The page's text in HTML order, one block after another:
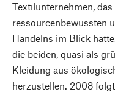
Textilunternehmen,
ressourcenbewussten
Handelns im Blick
die beiden, quasi als
Kleidung aus
herzustellen. 2008